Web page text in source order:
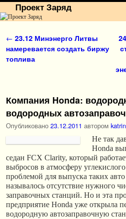
Проект Заряд
Навигация по записям
← 23.12 Минэнерго Литвы
намеревается создать биржу
топлива
Компания Honda:
водородных
Опубликовано 23.12.2011 автором
Не так
Honda
седан FCX Clarity, который
выбросов в атмосферу
проблемой для выпуска таких
называлось отсутствие нужного
заправочных станций. Но и эта
предприятие Honda уже открыла
водородную автозаправочную